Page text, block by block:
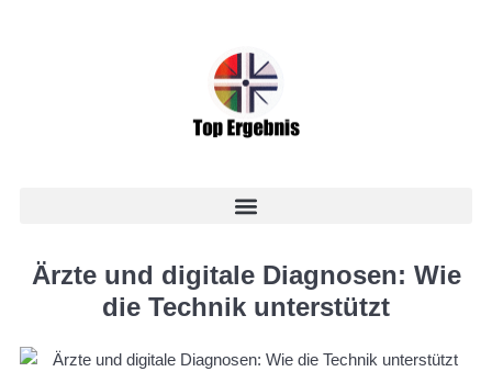
Ärzte und digitale Diagnosen: Wie
die Technik unterstützt